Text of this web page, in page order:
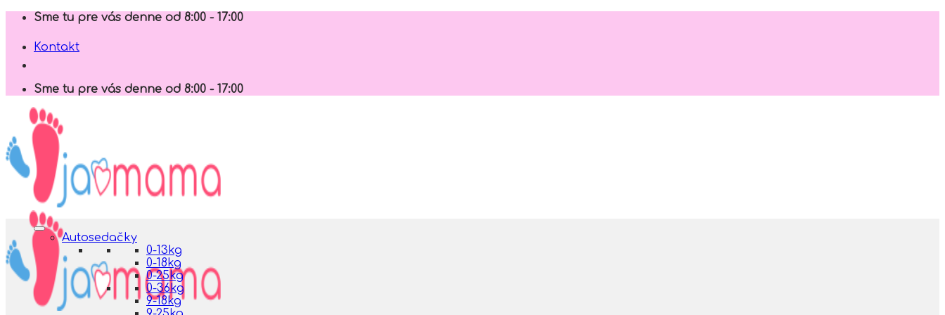
Skip
content
Sme tu pre vás denne od 8:00 - 17:00
Kontakt
Sme tu pre vás denne od 8:00 - 17:00
Autosedačky
0-13kg
0-18kg
0-25kg
0-36kg
9-18kg